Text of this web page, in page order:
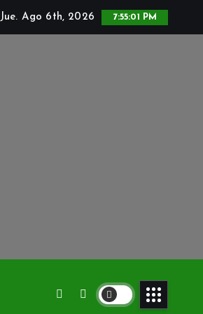
Jue. Ago 6th, 2026 7:55:02 PM